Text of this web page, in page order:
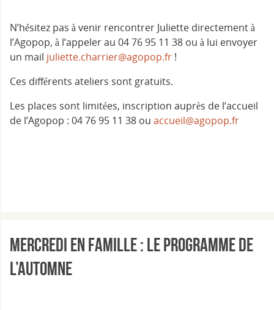
N’hésitez pas à venir rencontrer Juliette directement à
l’Agopop, à l’appeler au 04 76 95 11 38 ou à lui envoyer
un mail juliette.charrier@agopop.fr !
Ces différents ateliers sont gratuits.
Les places sont limitées, inscription auprès de l’accueil
de l’Agopop : 04 76 95 11 38 ou accueil@agopop.fr
Mercredi en famille : le programme de
l’automne